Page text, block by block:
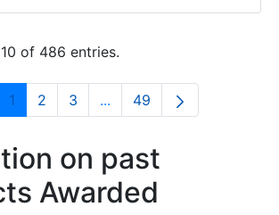
of 486 entries.
Page
1 Page
2 Page
3 ...Intermediate Pages Use
Page
49
on past
Awarded